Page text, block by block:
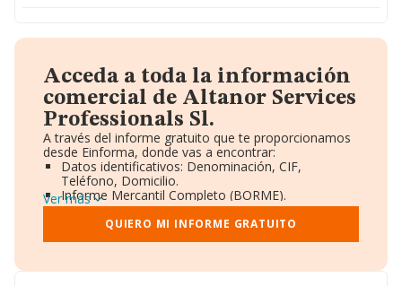
Acceda a toda la información
comercial de Altanor Services
Professionals Sl.
A través del informe gratuito que te proporcionamos
desde Einforma, donde vas a encontrar:
Datos identificativos: Denominación, CIF,
Teléfono, Domicilio.
Informe Mercantil Completo (BORME).
Gráficos de Evolución Ventas y Empleados.
Consejo de Administración y Administradores.
Directivos y Ejecutivos.
Ver más
QUIERO MI INFORME GRATUITO